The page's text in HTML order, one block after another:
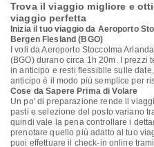
Trova il viaggio migliore e
viaggio perfetta
Inizia il tuo viaggio da Aeroporto
Bergen Flesland (BGO)
I voli da Aeroporto Stoccolma
(BGO) durano circa 1h 20m. I prezzi
in anticipo e resti flessibile sulle
anticipo è il modo più semplice per
Cose da Sapere Prima di Volare
Un po' di preparazione rende il
pasti e selezione del posto variano
quindi vale la pena controllare i
prenotare quello più adatto al tuo
puoi effettuare il check-in online